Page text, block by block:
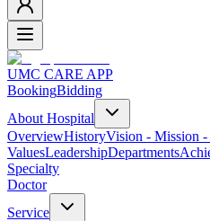
UMC CARE APP
BookingBidding
About Hospital
OverviewHistoryVision - Mission -
ValuesLeadershipDepartments
Specialty
Doctor
Service